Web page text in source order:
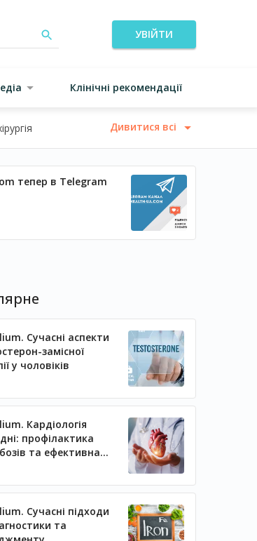
УВІЙТИ
Клінічні рекомендації
Дивитися всі
тепер в Telegram
Сучасні аспекти
замісної
у чоловіків
Кардіологія
профілактика
та ефективна
Сучасні підходи
та